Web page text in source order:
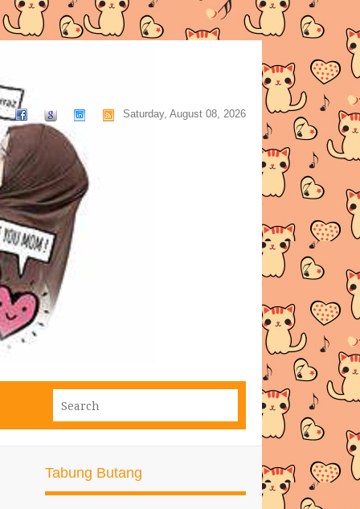
Saturday, August 08, 2026
Tabung Butang